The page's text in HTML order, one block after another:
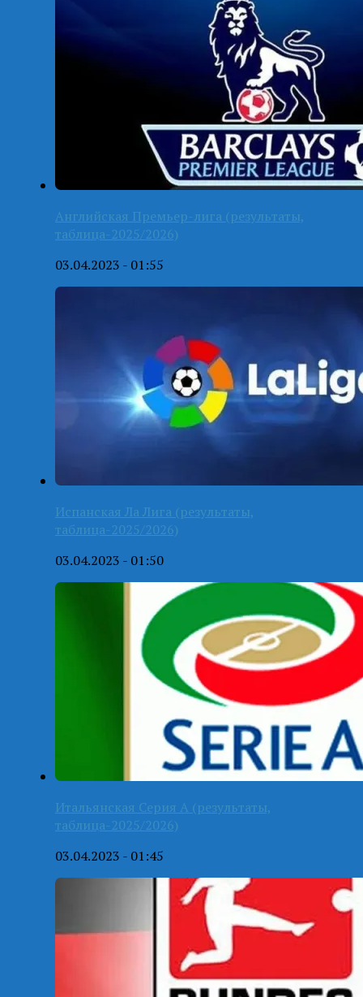
Английская Премьер-лига (результаты,
таблица-2025/2026)
03.04.2023 - 01:55
Испанская Ла Лига (результаты,
таблица-2025/2026)
03.04.2023 - 01:50
Итальянская Серия А (результаты,
таблица-2025/2026)
03.04.2023 - 01:45